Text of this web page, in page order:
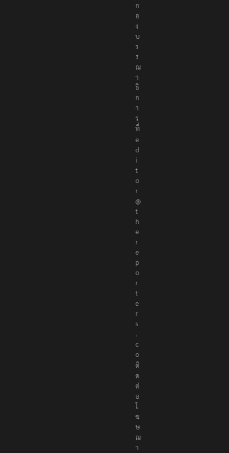
ก
อ
ง
บ
ร
ร
ณ
า
ธิ
ก
า
ร
ที่
e
d
i
t
o
r
@
t
h
e
r
e
p
o
r
t
e
r
s
.
c
o
ติ
ด
ต่
อ
โ
ฆ
ษ
ณ
า